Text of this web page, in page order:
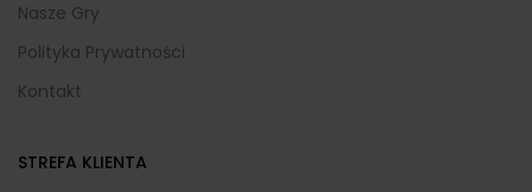
Nasze Gry
Polityka Prywatności
Kontakt
STREFA KLIENTA